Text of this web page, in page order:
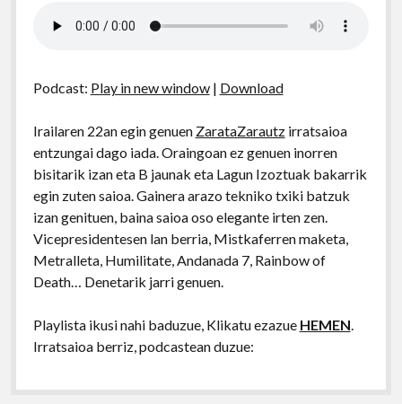
Podcast: Play in new window| Download
Irailaren 22an egin genuen ZarataZarautzirratsaioa
entzungai dago iada. Oraingoan ez genuen inorren
bisitarik izan eta B jaunak eta Lagun Izoztuak bakarrik
egin zuten saioa. Gainera arazo tekniko txiki batzuk
izan genituen, baina saioa oso elegante irten zen.
Vicepresidentesen lan berria, Mistkaferren maketa,
Metralleta, Humilitate, Andanada 7, Rainbow of
Death… Denetarik jarri genuen.
Playlista ikusi nahi baduzue, Klikatu ezazue HEMEN.
Irratsaioa berriz, podcastean duzue: